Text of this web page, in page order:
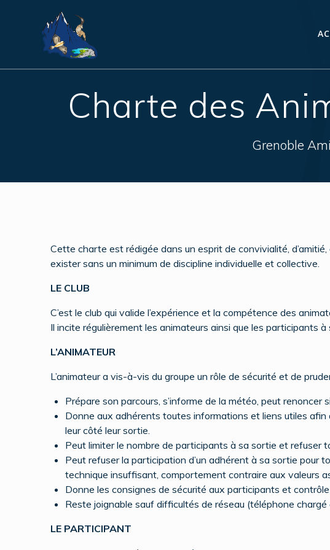
Charte des
Grenoble
Cette charte est rédigée dans un esprit de convivialité,
exister sans un minimum de discipline individuelle et collective.
LE CLUB
C’est le club qui valide l’expérience et la compétence des
Il incite régulièrement les animateurs ainsi que les participants
L’ANIMATEUR
L’animateur a vis-à-vis du groupe un rôle de sécurité et de
Prépare son parcours, s’informe de la météo, peut renoncer
Donne aux adhérents toutes informations et liens utiles afin
leur côté leur sortie.
Peut limiter le nombre de participants à sa sortie et refuser
Peut refuser la participation d’un adhérent à sa sortie pour
technique insuffisant, comportement contraire aux valeurs
Donne les consignes de sécurité aux participants et contrôle
Reste joignable sauf difficultés de réseau (téléphone chargé
LE PARTICIPANT